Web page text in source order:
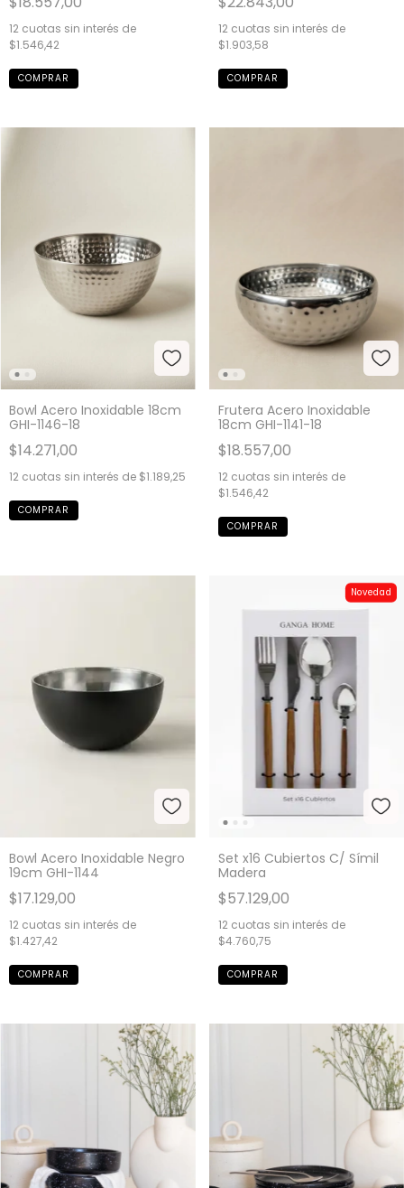
12 cuotas sin interés de
$1.546,42
12 cuotas sin interés de
$1.903,58
Bowl Acero Inoxidable 18cm
GHI-1146-18
$14.271,00
12 cuotas sin interés de $1.189,25
Frutera Acero Inoxidable
18cm GHI-1141-18
$18.557,00
12 cuotas sin interés de
$1.546,42
Bowl Acero Inoxidable Negro
19cm GHI-1144
$17.129,00
12 cuotas sin interés de
$1.427,42
Novedad
Set x16 Cubiertos C/ Símil
Madera
$57.129,00
12 cuotas sin interés de
$4.760,75